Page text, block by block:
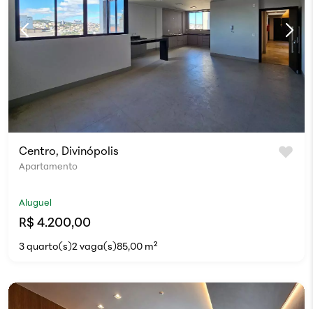
Centro, Divinópolis
Apartamento
Aluguel
R$ 4.200,00
3 quarto(s)2 vaga(s)85,00 m²